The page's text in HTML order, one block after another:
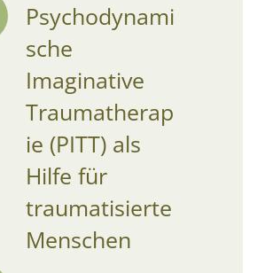
Psychodynami
sche
Imaginative
Traumatherap
ie (PITT) als
Hilfe für
traumatisierte
Menschen